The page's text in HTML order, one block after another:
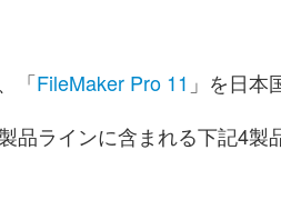
「FileMaker Pro 11 」を日本
品ラインに含まれる下記4